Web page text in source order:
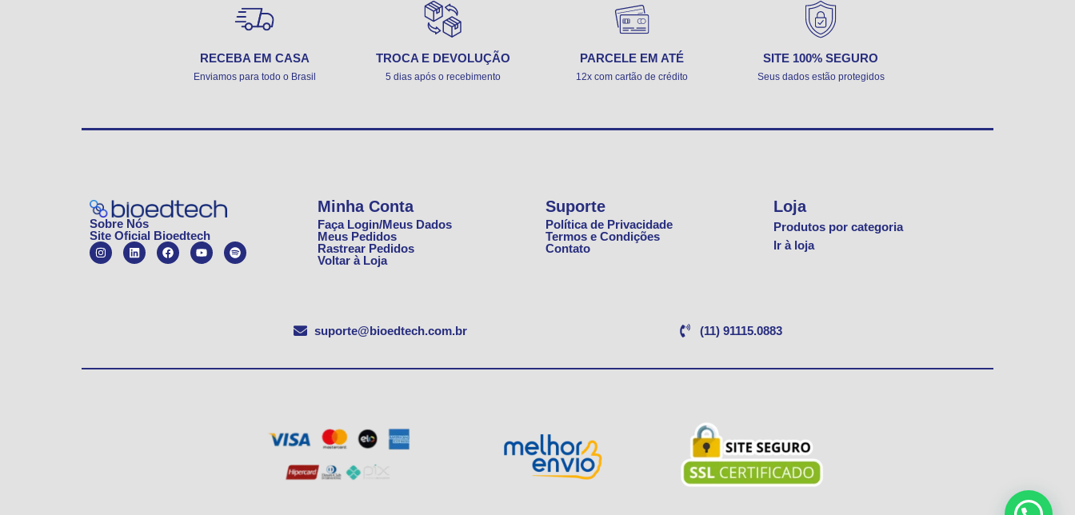
RECEBA EM CASA
Enviamos para todo o Brasil
TROCA E DEVOLUÇÃO
5 dias após o recebimento
PARCELE EM ATÉ
12x com cartão de crédito
SITE 100% SEGURO
Seus dados estão protegidos
Sobre Nós
Site Oficial Bioedtech
Minha Conta
Faça Login/Meus Dados
Meus Pedidos
Rastrear Pedidos
Voltar à Loja
Suporte
Política de Privacidade
Termos e Condições
Contato
Loja
Produtos por categoria
Ir à loja
suporte@bioedtech.com.br (11) 91115.0883